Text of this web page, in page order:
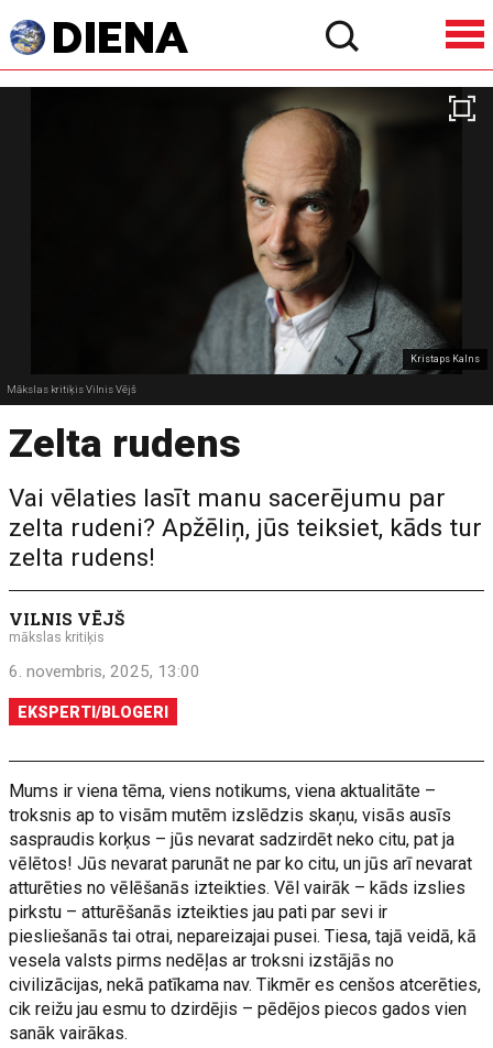
Kristaps Kalns
Mākslas kritiķis Vilnis Vējš
Zelta rudens
Vai vēlaties lasīt manu sacerējumu par
zelta rudeni? Apžēliņ, jūs teiksiet, kāds tur
zelta rudens!
VILNIS VĒJŠ
mākslas kritiķis
6. novembris, 2025, 13:00
EKSPERTI/BLOGERI
Mums ir viena tēma, viens notikums, viena aktualitāte –
troksnis ap to visām mutēm izslēdzis skaņu, visās ausīs
saspraudis korķus – jūs nevarat sadzirdēt neko citu, pat ja
vēlētos! Jūs nevarat parunāt ne par ko citu, un jūs arī nevarat
atturēties no vēlēšanās izteikties. Vēl vairāk – kāds izslies
pirkstu – atturēšanās izteikties jau pati par sevi ir
piesliešanās tai otrai, nepareizajai pusei. Tiesa, tajā veidā, kā
vesela valsts pirms nedēļas ar troksni izstājās no
civilizācijas, nekā patīkama nav. Tikmēr es cenšos atcerēties,
cik reižu jau esmu to dzirdējis – pēdējos piecos gados vien
sanāk vairākas.